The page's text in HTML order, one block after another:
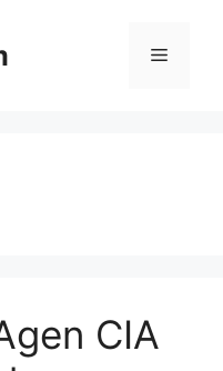
Menu
CIA